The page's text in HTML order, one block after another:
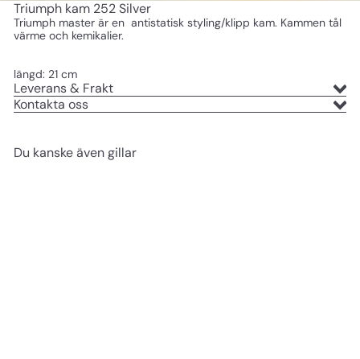
Triumph kam 252 Silver
Triumph master är en antistatisk styling/klipp kam. Kammen tål
värme och kemikalier.
längd: 21 cm
Leverans & Frakt
Kontakta oss
Du kanske även gillar